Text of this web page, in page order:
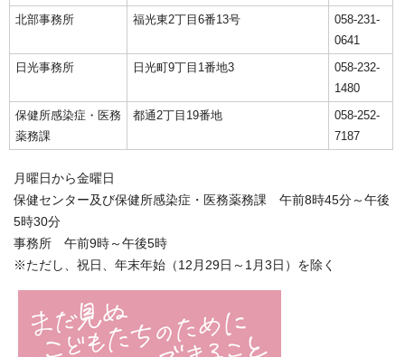
北部事務所
福光東2丁目6番13号
058-231-
0641
日光事務所
日光町9丁目1番地3
058-232-
1480
保健所感染症・医務
薬務課
都通2丁目19番地
058-252-
7187
月曜日から金曜日
保健センター及び保健所感染症・医務薬務課 午前8時45分～午後
5時30分
事務所 午前9時～午後5時
※ただし、祝日、年末年始（12月29日～1月3日）を除く